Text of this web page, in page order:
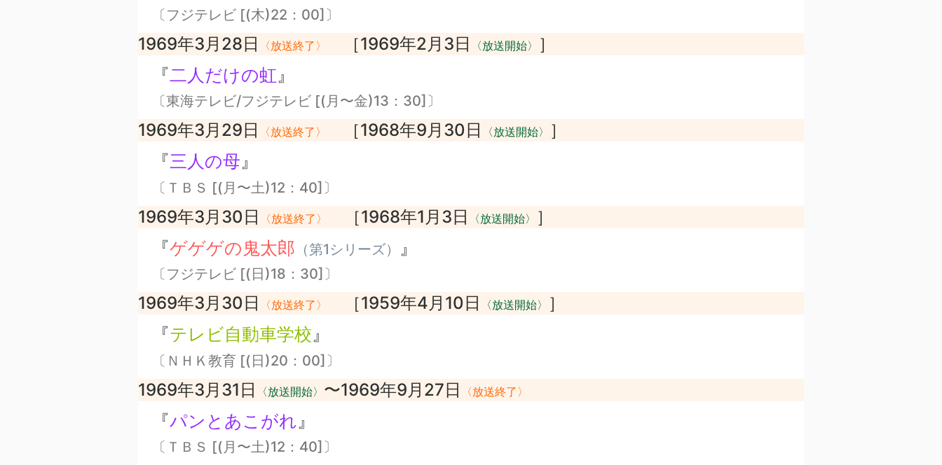
〔フジテレビ [(木)22：00]〕
1969年3月28日 〈放送終了〉 ［1969年2月3日 〈放送開始〉 ］
『二人だけの虹 』
〔東海テレビ/フジテレビ [(月〜金)13：30]〕
1969年3月29日 〈放送終了〉 ［1968年9月30日 〈放送開始〉 ］
『三人の母』
〔ＴＢＳ [(月〜土)12：40]〕
1969年3月30日 〈放送終了〉 ［1968年1月3日 〈放送開始〉 ］
『ゲゲゲの鬼太郎 （第1シリーズ） 』
〔フジテレビ [(日)18：30]〕
1969年3月30日 〈放送終了〉 ［1959年4月10日 〈放送開始〉 ］
『テレビ自動車学校』
〔ＮＨＫ教育 [(日)20：00]〕
1969年3月31日 〈放送開始〉 〜1969年9月27日 〈放送終了〉
『パンとあこがれ 』
〔ＴＢＳ [(月〜土)12：40]〕